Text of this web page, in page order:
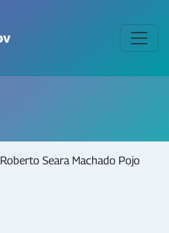
Roberto Seara Machado Pojo